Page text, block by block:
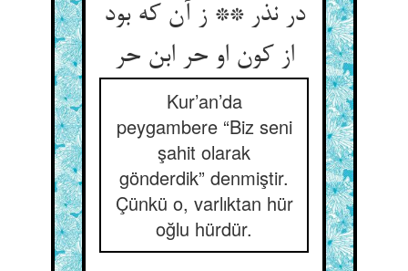
در نذر ** ز آن که بود
از کون او حر ابن حر
Kur’an’da
peygambere “Biz seni
şahit olarak
gönderdik” denmiştir.
Çünkü o, varlıktan hür
oğlu hürdür.